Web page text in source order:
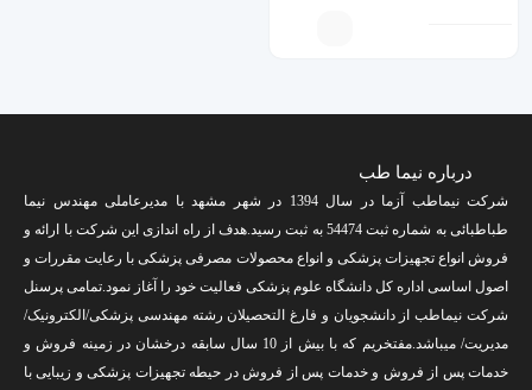
درباره نیما طب
شرکت نیماطب آزما در سال 1394 در شهر مشهد با مدیرعاملی مهندس نیما
طباطبائی به شماره ثبت 54474 به ثبت رسید.هدف از راه اندازی این شرکت با ارائه و
فروش انواع تجهیزات پزشکی و انواع محصولات مصرفی پزشکی با رعایت مقررات و
اصول اساسی اداره کل دانشگاه علوم پزشکی فعالیت خود را آغاز نمود.تمامی پرسنل
شرکت نیماطب از دانشجویان و فارغ التحصیلان رشته مهندسی پزشکی/الکترونیک/
مدیریت/ میباشد.مفتخریم که با بیش از 10 سال سابقه درخشان در زمینه فروش و
خدمات پس از فروش و خدمات پس از فروش در حیطه تجهیزات پزشکی و زیبایی با